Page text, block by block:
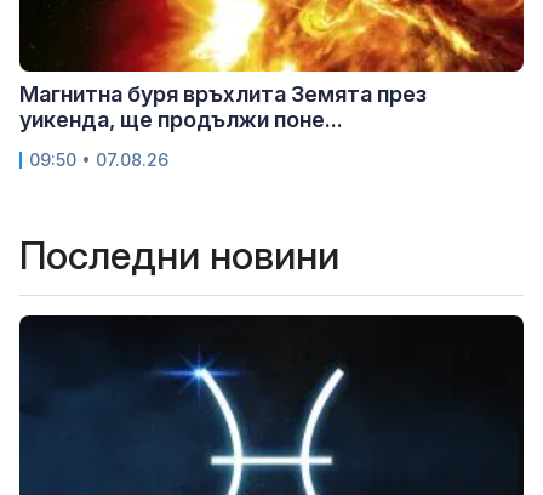
Магнитна буря връхлита Земята през
уикенда, ще продължи поне...
09:50 • 07.08.26
Последни новини